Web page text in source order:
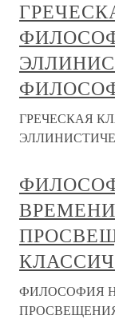
ГРЕЧЕСКАЯ
ФИЛОСОФИЯ